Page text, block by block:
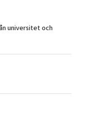
universitet och